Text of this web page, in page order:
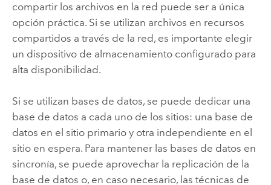
compartir los archivos en la red puede ser a única
opción práctica. Si se utilizan archivos en recursos
compartidos a través de la red, es importante elegir
un dispositivo de almacenamiento configurado para
alta disponibilidad.
Si se utilizan bases de datos, se puede dedicar una
base de datos a cada uno de los sitios: una base de
datos en el sitio primario y otra independiente en el
sitio en espera. Para mantener las bases de datos en
sincronía, se puede aprovechar la replicación de la
base de datos o, en caso necesario, las técnicas de